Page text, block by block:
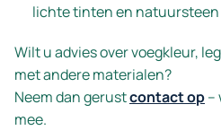
lichte tinten en natuursteen
Wilt u advies over voegkleur,
met andere materialen?
Neem dan gerustcontact op–
mee.